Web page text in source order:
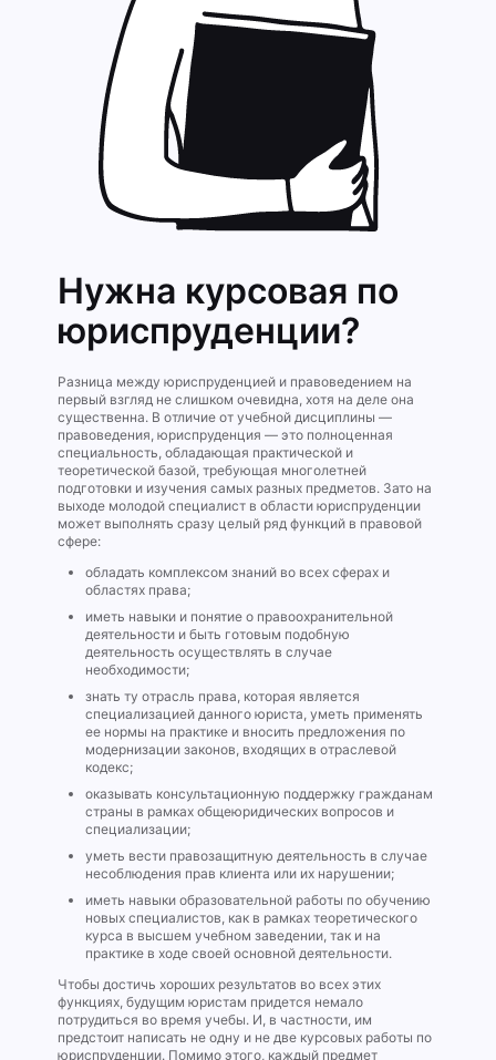
Нужна курсовая по
юриспруденции?
Разница между юриспруденцией и правоведением на
первый взгляд не слишком очевидна, хотя на деле она
существенна. В отличие от учебной дисциплины —
правоведения, юриспруденция — это полноценная
специальность, обладающая практической и
теоретической базой, требующая многолетней
подготовки и изучения самых разных предметов. Зато на
выходе молодой специалист в области юриспруденции
может выполнять сразу целый ряд функций в правовой
сфере:
обладать комплексом знаний во всех сферах и
областях права;
иметь навыки и понятие о правоохранительной
деятельности и быть готовым подобную
деятельность осуществлять в случае
необходимости;
знать ту отрасль права, которая является
специализацией данного юриста, уметь применять
ее нормы на практике и вносить предложения по
модернизации законов, входящих в отраслевой
кодекс;
оказывать консультационную поддержку гражданам
страны в рамках общеюридических вопросов и
специализации;
уметь вести правозащитную деятельность в случае
несоблюдения прав клиента или их нарушении;
иметь навыки образовательной работы по обучению
новых специалистов, как в рамках теоретического
курса в высшем учебном заведении, так и на
практике в ходе своей основной деятельности.
Чтобы достичь хороших результатов во всех этих
функциях, будущим юристам придется немало
потрудиться во время учебы. И, в частности, им
предстоит написать не одну и не две курсовых работы по
юриспруденции. Помимо этого, каждый предмет